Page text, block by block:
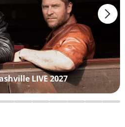
LIVE 2027